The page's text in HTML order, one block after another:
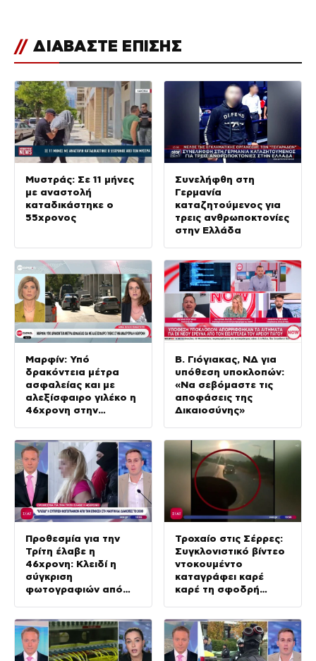
// ΔΙΑΒΑΣΤΕ ΕΠΙΣΗΣ
Μυστράς: Σε 11 μήνες
με αναστολή
καταδικάστηκε ο
55χρονος
Συνελήφθη στη
Γερμανία
καταζητούμενος για
τρεις ανθρωποκτονίες
στην Ελλάδα
Μαρφίν: Υπό
δρακόντεια μέτρα
ασφαλείας και με
αλεξίσφαιρο γιλέκο η
46χρονη στην
Β. Γιόγιακας, ΝΔ για
υπόθεση υποκλοπών:
«Να σεβόμαστε τις
αποφάσεις της
Δικαιοσύνης»
Προθεσμία για την
Τρίτη έλαβε η
46χρονη: Κλειδί η
σύγκριση
φωτογραφιών από
2009
Τροχαίο στις Σέρρες:
Συγκλονιστικό βίντεο
ντοκουμέντο
καταγράφει καρέ
καρέ τη σφοδρή